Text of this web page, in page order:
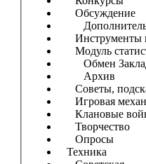
Обсуждение
Инструменты
Модуль
Обмен
Архив
Советы,
Игровая
Клановые
Творчество
Опросы
Техника